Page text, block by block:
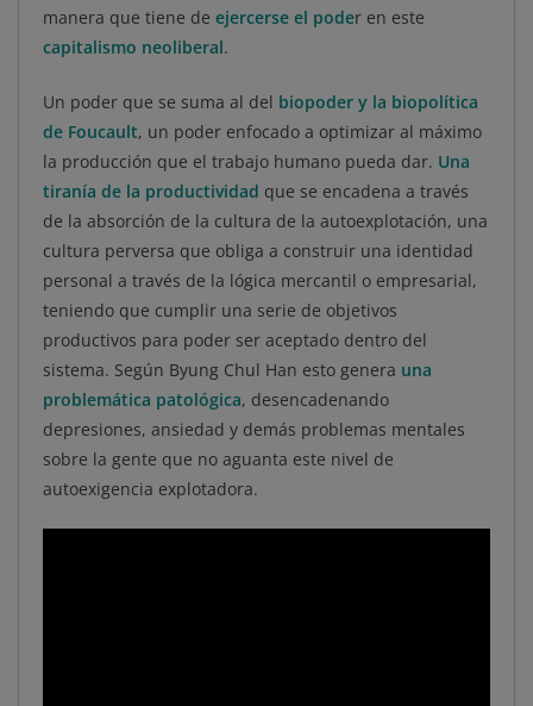
manera que tiene de ejercerse el poder en este
capitalismo neoliberal.
Un poder que se suma al del biopoder y la biopolítica
de Foucault, un poder enfocado a optimizar al máximo
la producción que el trabajo humano pueda dar. Una
tiranía de la productividad que se encadena a través
de la absorción de la cultura de la autoexplotación, una
cultura perversa que obliga a construir una identidad
personal a través de la lógica mercantil o empresarial,
teniendo que cumplir una serie de objetivos
productivos para poder ser aceptado dentro del
sistema. Según Byung Chul Han esto genera una
problemática patológica, desencadenando
depresiones, ansiedad y demás problemas mentales
sobre la gente que no aguanta este nivel de
autoexigencia explotadora.